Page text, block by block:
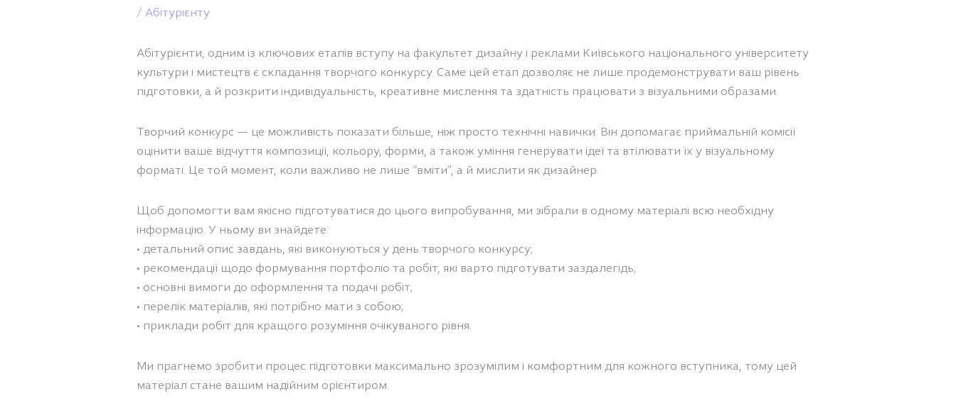
/ Абітурієнту
Абітурієнти, одним із ключових етапів вступу на факультет дизайну і реклами Київського національного університету
культури і мистецтв є складання творчого конкурсу. Саме цей етап дозволяє не лише продемонструвати ваш рівень
підготовки, а й розкрити індивідуальність, креативне мислення та здатність працювати з візуальними образами.
Творчий конкурс — це можливість показати більше, ніж просто технічні навички. Він допомагає приймальній комісії
оцінити ваше відчуття композиції, кольору, форми, а також уміння генерувати ідеї та втілювати їх у візуальному
форматі. Це той момент, коли важливо не лише “вміти”, а й мислити як дизайнер.
Щоб допомогти вам якісно підготуватися до цього випробування, ми зібрали в одному матеріалі всю необхідну
інформацію. У ньому ви знайдете:
• детальний опис завдань, які виконуються у день творчого конкурсу;
• рекомендації щодо формування портфоліо та робіт, які варто підготувати заздалегідь;
• основні вимоги до оформлення та подачі робіт;
• перелік матеріалів, які потрібно мати з собою;
• приклади робіт для кращого розуміння очікуваного рівня.
Ми прагнемо зробити процес підготовки максимально зрозумілим і комфортним для кожного вступника, тому цей
матеріал стане вашим надійним орієнтиром.